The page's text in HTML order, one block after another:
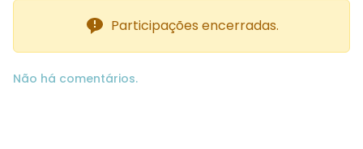
Participações encerradas.
Não há comentários.